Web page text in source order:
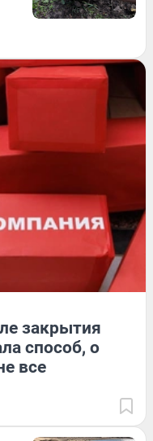
закрытия
способ, о
все